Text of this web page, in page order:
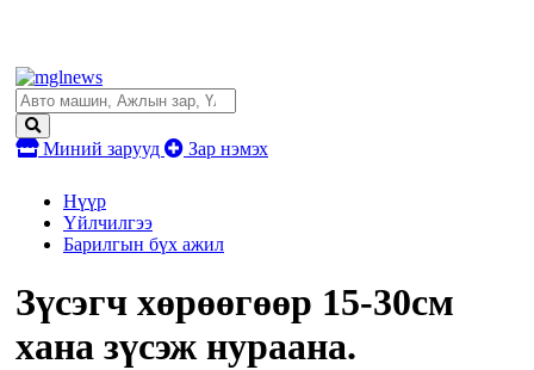
Миний зарууд Зар нэмэх
Нүүр
Үйлчилгээ
Барилгын бүх ажил
Зүсэгч хөрөөгөөр 15-30см
хана зүсэж нураана.